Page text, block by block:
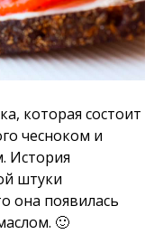
которая состоит
чесноком и
История
штуки
она появилась
🙂